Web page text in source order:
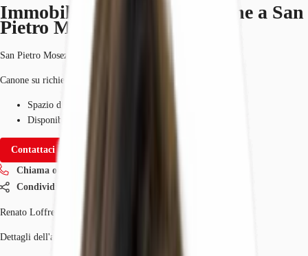
Immobile logistico in locazione a San
Pietro Mosezzo, Novara
San Pietro Mosezzo
Canone su richiesta
Spazio disponibile
Disponibilità
Contattaci
Chiama ora
Condividi
Renato Loffredo
Dettagli dell'agente